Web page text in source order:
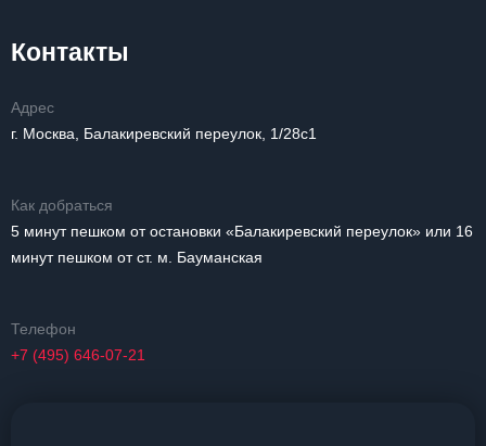
Контакты
Адрес
г. Москва, Балакиревский переулок, 1/28с1
Как добраться
5 минут пешком от остановки «Балакиревский переулок» или 16
минут пешком от ст. м. Бауманская
Телефон
+7 (495) 646-07-21